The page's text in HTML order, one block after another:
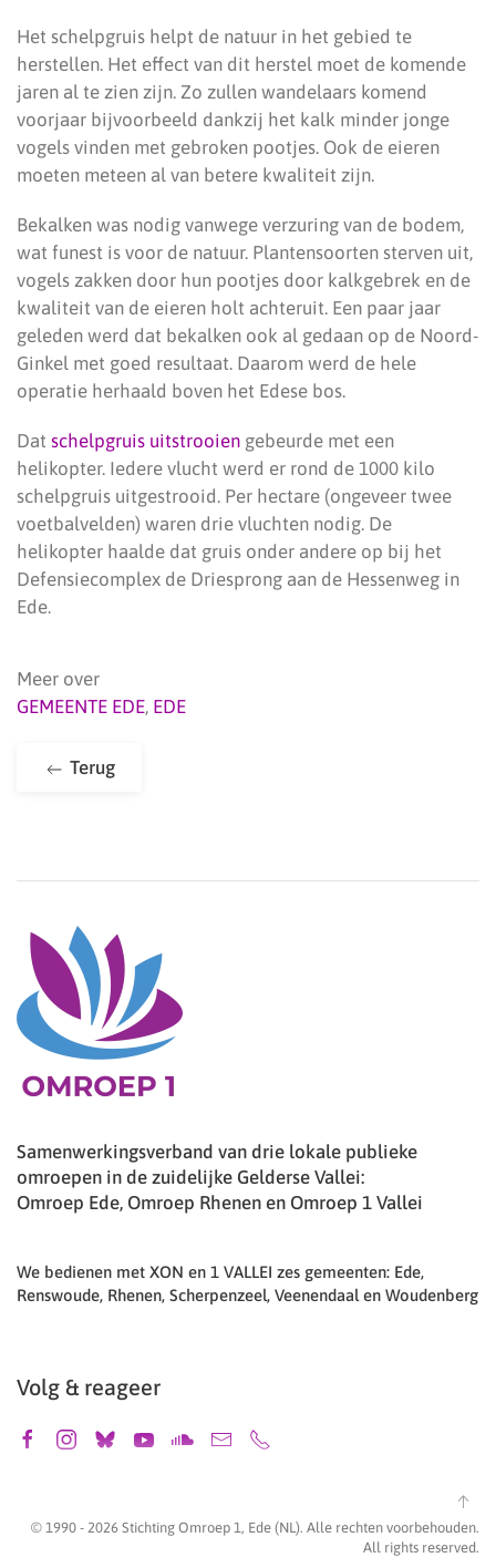
Het schelpgruis helpt de natuur in het gebied te
herstellen. Het effect van dit herstel moet de komende
jaren al te zien zijn. Zo zullen wandelaars komend
voorjaar bijvoorbeeld dankzij het kalk minder jonge
vogels vinden met gebroken pootjes. Ook de eieren
moeten meteen al van betere kwaliteit zijn.
Bekalken was nodig vanwege verzuring van de bodem,
wat funest is voor de natuur. Plantensoorten sterven uit,
vogels zakken door hun pootjes door kalkgebrek en de
kwaliteit van de eieren holt achteruit. Een paar jaar
geleden werd dat bekalken ook al gedaan op de Noord-
Ginkel met goed resultaat. Daarom werd de hele
operatie herhaald boven het Edese bos.
Dat schelpgruis uitstrooien gebeurde met een
helikopter. Iedere vlucht werd er rond de 1000 kilo
schelpgruis uitgestrooid. Per hectare (ongeveer twee
voetbalvelden) waren drie vluchten nodig. De
helikopter haalde dat gruis onder andere op bij het
Defensiecomplex de Driesprong aan de Hessenweg in
Ede.
Meer over
GEMEENTE EDE, EDE
Terug
Samenwerkingsverband van drie lokale publieke
omroepen in de zuidelijke Gelderse Vallei:
Omroep Ede, Omroep Rhenen en Omroep 1 Vallei
We bedienen met XON en 1 VALLEI zes gemeenten: Ede,
Renswoude, Rhenen, Scherpenzeel, Veenendaal en Woudenberg
Volg & reageer
© 1990 - 2026 Stichting Omroep 1, Ede (NL). Alle rechten voorbehouden.
All rights reserved.